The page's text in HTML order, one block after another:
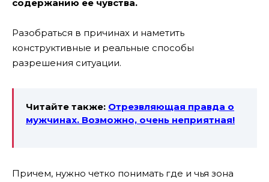
содержанию ее чувства.
Разобраться в причинах и наметить
конструктивные и реальные способы
разрешения ситуации.
Читайте также: Отрезвляющая правда о
мужчинах. Возможно, очень неприятная!
Причем, нужно четко понимать где и чья зона